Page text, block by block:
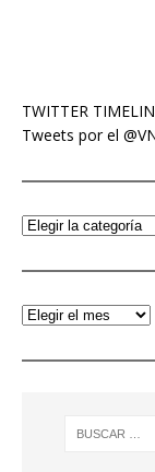
TWITTER
Tweets por el